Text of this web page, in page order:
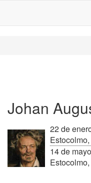
Johan
22 de
14 de